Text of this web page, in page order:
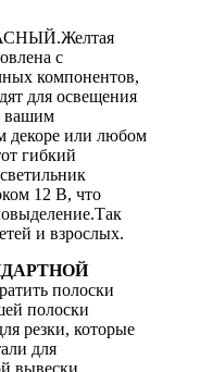
​​с
компонентов,
для освещения
вашим
декоре или любом
гибкий
12 В, что
и взрослых.
полоски
полоски
резки, которые
для
вывески,